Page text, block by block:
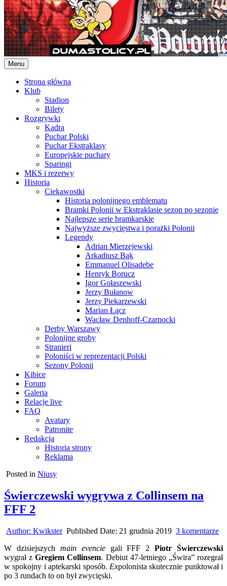
Menu
Strona główna
Klub
Stadion
Bilety
Rozgrywki
Kadra
Puchar Polski
Puchar Ekstraklasy
Europejskie puchary
Sparingi
MKS i rezerwy
Historia
Ciekawostki
Historia polonijnego emblematu
Bramki Polonii w Ekstraklasie sezon po sezonie
Najlepsze serie bramkarskie
Najwyższe zwycięstwa i porażki Polonii
Legendy
Adrian Mierzejewski
Arkadiusz Bąk
Emmanuel Olisadebe
Henryk Borucz
Igor Gołaszewski
Jerzy Bułanow
Jerzy Piekarzewski
Marian Łącz
Wacław Denhoff-Czarnocki
Derby Warszawy
Polonijne groby
Stranieri
Poloniści w reprezentacji Polski
Sezony Polonii
Kibice
Forum
Galeria
Relacje live
FAQ
Avatary
Patronite
Redakcja
Historia strony
Reklama
Posted in Niusy
Świerczewski wygrywa z Collinsem na
FFF 2
Author: Kwikster Published Date: 21 grudnia 2019 3 komentarzedo
z
W dzisiejszych main evencie gali FFF 2Piotr Świerczewski
wygrał zGregiem Collinsem. Debiut 47-letniego „Świra” rozegrał
w spokojny i aptekarski sposób. Expolonista skutecznie punktował i
po 3 rundach to on był zwycięski.